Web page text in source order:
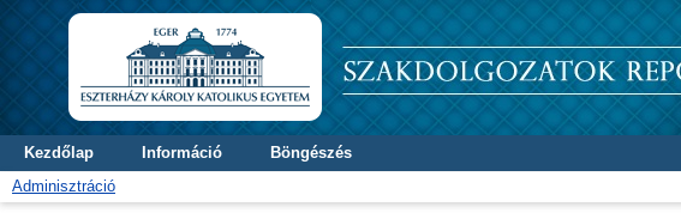
Kezdőlap Információ
Böngészés
Adminisztráció